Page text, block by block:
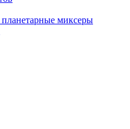
миксеры